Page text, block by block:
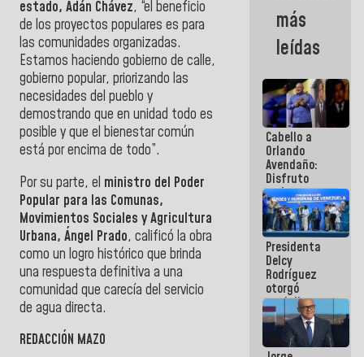
estado, Adán Chávez, “el beneficio
de los proyectos populares es para
las comunidades organizadas.
Estamos haciendo gobierno de calle,
gobierno popular, priorizando las
necesidades del pueblo y
demostrando que en unidad todo es
posible y que el bienestar común
está por encima de todo”.
Por su parte, el ministro del Poder
Popular para las Comunas,
Movimientos Sociales y Agricultura
Urbana, Ángel Prado, calificó la obra
como un logro histórico que brinda
una respuesta definitiva a una
comunidad que carecía del servicio
de agua directa.
REDACCIÓN MAZO
en Caracas
más
leídas
Cabello a
Orlando
Avendaño:
Disfruto
cada vez
que escribes
porque lo
que haces
es
embarrarla
Presidenta
Delcy
Rodríguez
otorgó
medalla
"Héroe de
Venezuela"
a servidores